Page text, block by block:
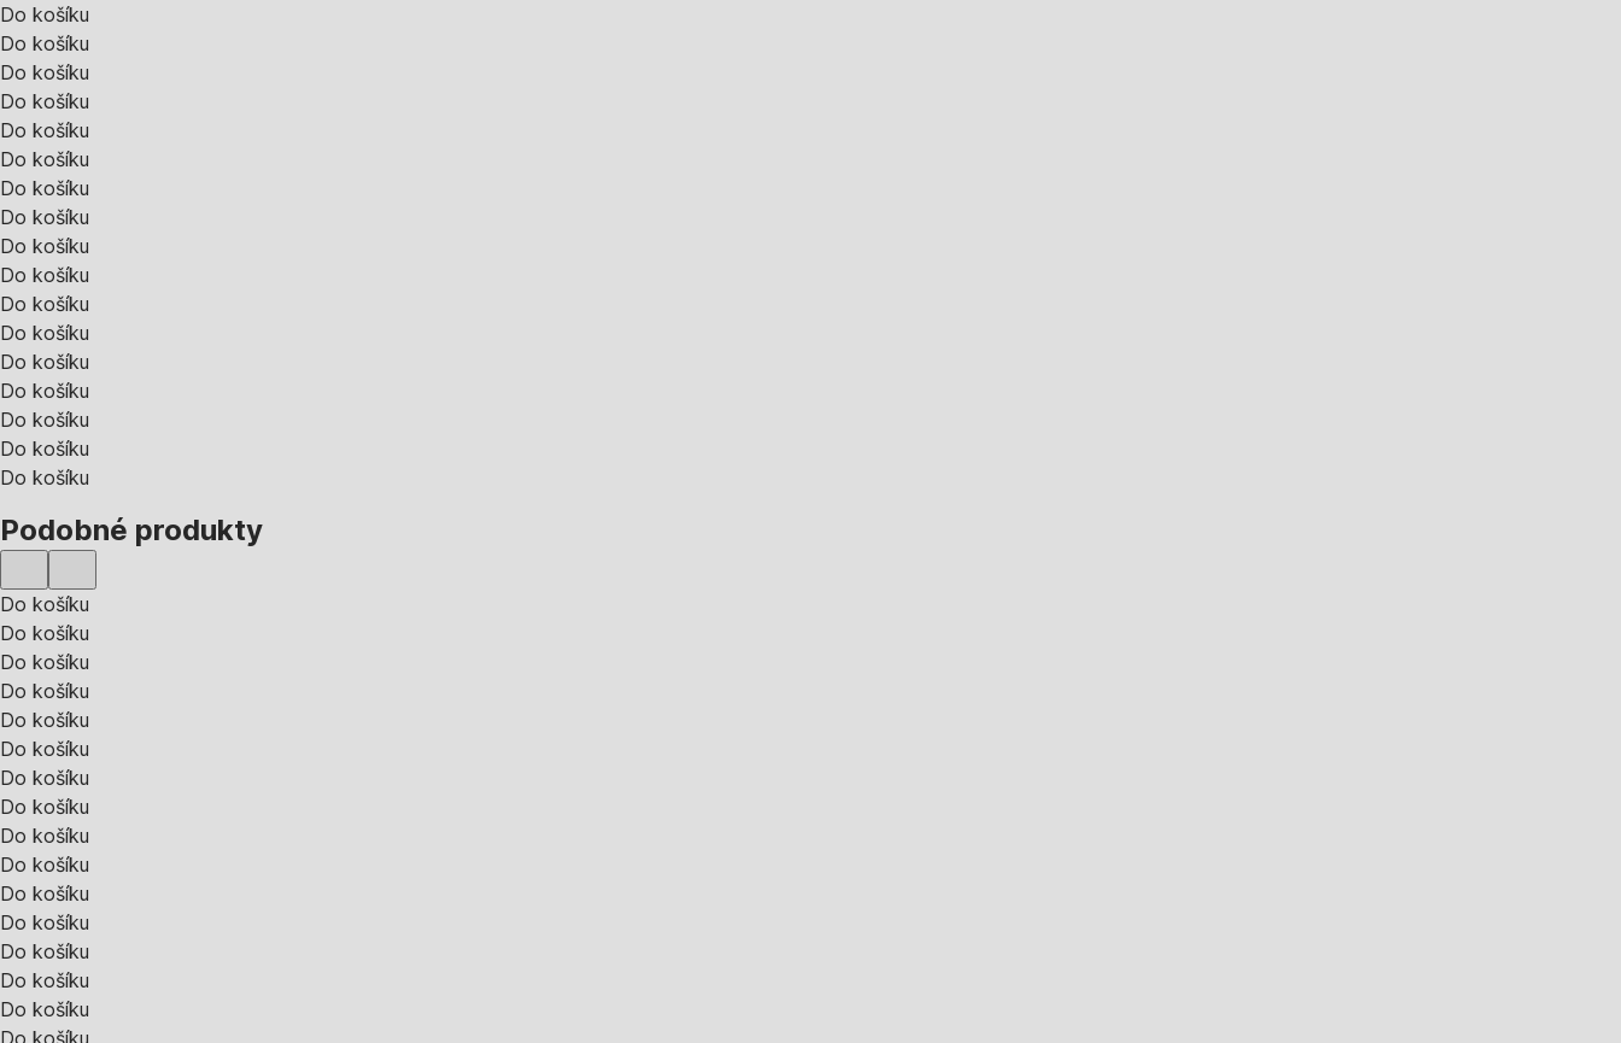
Do košíku
Do košíku
Do košíku
Do košíku
Do košíku
Do košíku
Do košíku
Do košíku
Do košíku
Do košíku
Do košíku
Do košíku
Do košíku
Do košíku
Do košíku
Do košíku
Do košíku
Podobné produkty
Do košíku
Do košíku
Do košíku
Do košíku
Do košíku
Do košíku
Do košíku
Do košíku
Do košíku
Do košíku
Do košíku
Do košíku
Do košíku
Do košíku
Do košíku